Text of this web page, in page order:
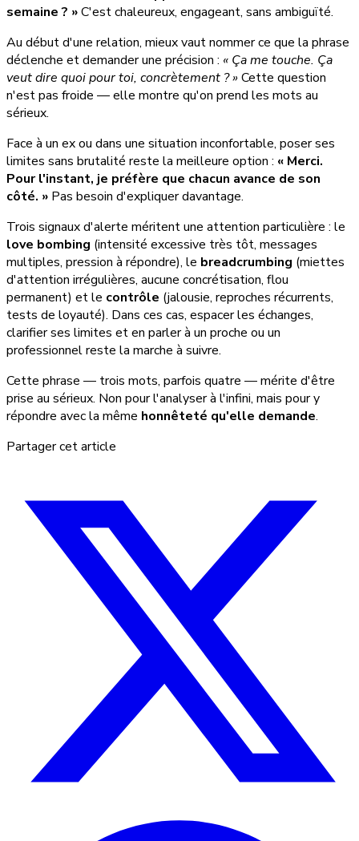
semaine ? »C'est chaleureux, engageant, sans ambiguïté.
Au début d'une relation, mieux vaut nommer ce que la phrase
déclenche et demander une précision : « Ça me touche. Ça
veut dire quoi pour toi, concrètement ? »Cette question
n'est pas froide — elle montre qu'on prend les mots au
sérieux.
Face à un ex ou dans une situation inconfortable, poser ses
limites sans brutalité reste la meilleure option : « Merci.
Pour l'instant, je préfère que chacun avance de son
côté. » Pas besoin d'expliquer davantage.
Trois signaux d'alerte méritent une attention particulière : le
love bombing (intensité excessive très tôt, messages
multiples, pression à répondre), le breadcrumbing (miettes
d'attention irrégulières, aucune concrétisation, flou
permanent) et le contrôle (jalousie, reproches récurrents,
tests de loyauté). Dans ces cas, espacer les échanges,
clarifier ses limites et en parler à un proche ou un
professionnel reste la marche à suivre.
Cette phrase — trois mots, parfois quatre — mérite d'être
prise au sérieux. Non pour l'analyser à l'infini, mais pour y
répondre avec la même honnêteté qu'elle demande.
Partager cet article